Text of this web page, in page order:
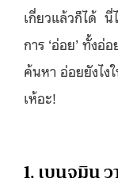
เกี่ยวแล้วก็ได้ นี่
การ ‘อ่อย’ ทั้งอ่
ค้นหา อ่อยยังไง
เห้อะ!
1. เบนจมิน